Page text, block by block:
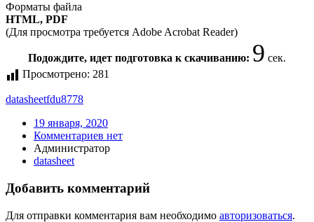
Форматы файла
HTML, PDF
(Для просмотра требуется Adobe Acrobat Reader)
Подождите, идет подготовка к скачиванию: 9 сек.
Просмотрено: 281
datasheetfdu8778
19 января, 2020
Комментариев нет
Администратор
datasheet
Добавить комментарий
Для отправки комментария вам необходимо авторизоваться.